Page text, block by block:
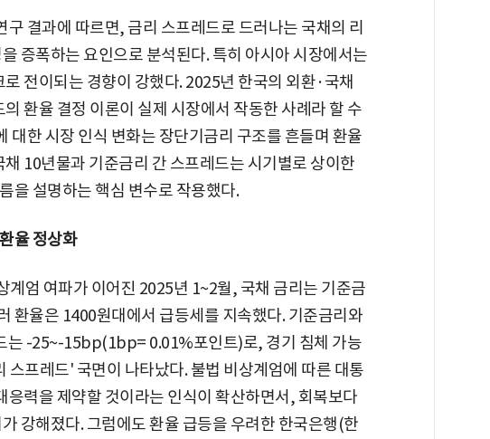
결과에 따르면, 금리 스프레드로 드러나는 국채의 리
증폭하는 요인으로 분석된다. 특히 아시아 시장에서는
전이되는 경향이 강했다. 2025년 한국의 외환·국채
환율 결정 이론이 실제 시장에서 작동한 사례라 할 수
대한 시장 인식 변화는 장단기금리 구조를 흔들며 환율
10년물과 기준금리 간 스프레드는 시기별로 상이한
을 설명하는 핵심 변수로 작용했다.
율 정상화
계엄 여파가 이어진 2025년 1~2월, 국채 금리는 기준금
환율은 1400원대에서 급등세를 지속했다. 기준금리와
는 -25~-15bp(1bp= 0.01%포인트)로, 경기 침체 가능
스프레드' 국면이 나타났다. 불법 비상계엄에 따른 대통
응력을 제약할 것이라는 인식이 확산하면서, 회복보다
강해졌다. 그럼에도 환율 급등을 우려한 한국은행(한